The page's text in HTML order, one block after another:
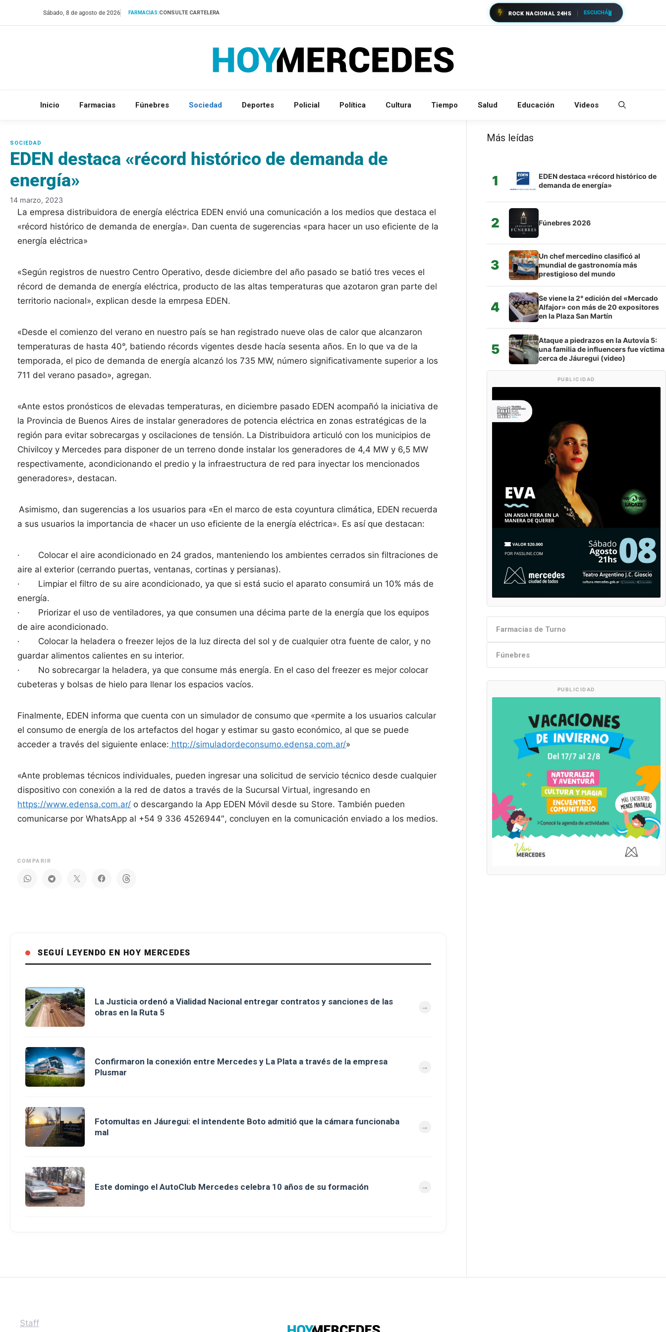
Sábado, 8 de agosto de 2026 FARMACIAS:CONSULTE CARTELERA ROCK NACIONAL 24HS ESCUCHÁ
Inicio Farmacias Fúnebres Sociedad Deportes Policial Política Cultura Tiempo Salud Educación Videos
EDEN destaca «récord histórico de demanda de
energía»
14 marzo, 2023
La empresa distribuidora de energía eléctrica EDEN envió una comunicación a los medios que destaca el
«récord histórico de demanda de energía». Dan cuenta de sugerencias «para hacer un uso eficiente de la
energía eléctrica»
«Según registros de nuestro Centro Operativo, desde diciembre del año pasado se batió tres veces el
récord de demanda de energía eléctrica, producto de las altas temperaturas que azotaron gran parte del
territorio nacional», explican desde la emrpesa EDEN.
«Desde el comienzo del verano en nuestro país se han registrado nueve olas de calor que alcanzaron
temperaturas de hasta 40°, batiendo récords vigentes desde hacía sesenta años. En lo que va de la
temporada, el pico de demanda de energía alcanzó los 735 MW, número significativamente superior a los
711 del verano pasado», agregan.
«Ante estos pronósticos de elevadas temperaturas, en diciembre pasado EDEN acompañó la iniciativa de
la Provincia de Buenos Aires de instalar generadores de potencia eléctrica en zonas estratégicas de la
región para evitar sobrecargas y oscilaciones de tensión. La Distribuidora articuló con los municipios de
Chivilcoy y Mercedes para disponer de un terreno donde instalar los generadores de 4,4 MW y 6,5 MW
respectivamente, acondicionando el predio y la infraestructura de red para inyectar los mencionados
generadores», destacan.
Asimismo, dan sugerencias a los usuarios para «En el marco de esta coyuntura climática, EDEN recuerda
a sus usuarios la importancia de «hacer un uso eficiente de la energía eléctrica». Es así que destacan:
· Colocar el aire acondicionado en 24 grados, manteniendo los ambientes cerrados sin filtraciones de
aire al exterior (cerrando puertas, ventanas, cortinas y persianas).
· Limpiar el filtro de su aire acondicionado, ya que si está sucio el aparato consumirá un 10% más de
energía.
· Priorizar el uso de ventiladores, ya que consumen una décima parte de la energía que los equipos
de aire acondicionado.
· Colocar la heladera o freezer lejos de la luz directa del sol y de cualquier otra fuente de calor, y no
guardar alimentos calientes en su interior.
· No sobrecargar la heladera, ya que consume más energía. En el caso del freezer es mejor colocar
cubeteras y bolsas de hielo para llenar los espacios vacíos.
Finalmente, EDEN informa que cuenta con un simulador de consumo que «permite a los usuarios calcular
el consumo de energía de los artefactos del hogar y estimar su gasto económico, al que se puede
acceder a través del siguiente enlace: http://simuladordeconsumo.edensa.com.ar/»
«Ante problemas técnicos individuales, pueden ingresar una solicitud de servicio técnico desde cualquier
dispositivo con conexión a la red de datos a través de la Sucursal Virtual, ingresando en
https://www.edensa.com.ar/ o descargando la App EDEN Móvil desde su Store. También pueden
comunicarse por WhatsApp al +54 9 336 4526944″, concluyen en la comunicación enviado a los medios.
COMPARIR
SEGUÍ LEYENDO EN HOY MERCEDES
La Justicia ordenó a Vialidad Nacional entregar contratos y sanciones de las
obras en la Ruta 5
Confirmaron la conexión entre Mercedes y La Plata a través de la empresa
Plusmar
Fotomultas en Jáuregui: el intendente Boto admitió que la cámara funcionaba
mal
Este domingo el AutoClub Mercedes celebra 10 años de su formación
Más leídas
1
EDEN destaca «récord histórico de
demanda de energía»
2 Fúnebres 2026
3
Un chef mercedino clasificó al
mundial de gastronomía más
prestigioso del mundo
4
Se viene la 2° edición del «Mercado
Alfajor» con más de 20 expositores
en la Plaza San Martín
5
Ataque a piedrazos en la Autovía 5:
una familia de influencers fue víctima
cerca de Jáuregui (video)
PUBLICIDAD
Farmacias de Turno
Fúnebres
PUBLICIDAD
Staff